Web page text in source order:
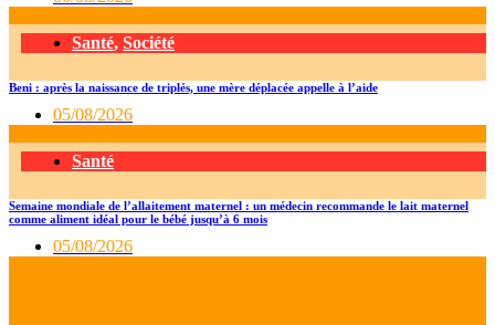
Santé, Société
Beni : après la naissance de triplés, une mère déplacée appelle à l’aide
05/08/2026
Santé
Semaine mondiale de l’allaitement maternel : un médecin recommande le lait maternel
comme aliment idéal pour le bébé jusqu’à 6 mois
05/08/2026